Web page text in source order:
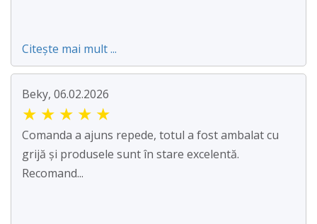
Citește mai mult ...
Beky, 06.02.2026
★ ★ ★ ★ ★
Comanda a ajuns repede, totul a fost ambalat cu
grijă și produsele sunt în stare excelentă.
Recomand...